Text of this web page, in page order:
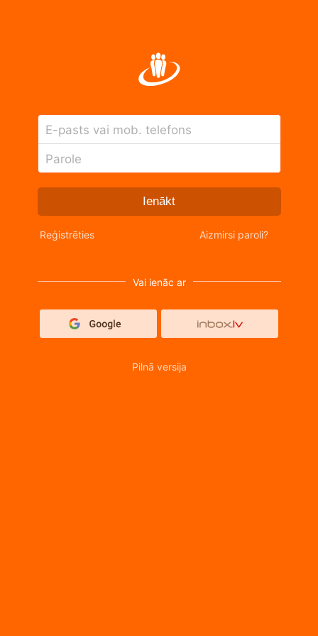
E-pasts vai mob. telefons
Parole
Ienākt
Reģistrēties Aizmirsi paroli?
Vai ienāc ar
Pilnā versija